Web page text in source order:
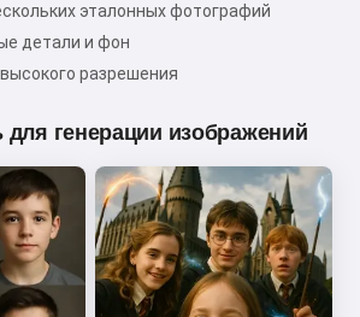
эталонных фотографий
детали и фон
разрешения
для генерации изображений